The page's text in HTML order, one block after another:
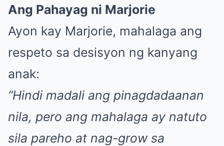
Ang Pahayag ni Marjorie
Ayon kay Marjorie, mahalaga ang
respeto sa desisyon ng kanyang
anak:
“Hindi madali ang pinagdadaanan
nila, pero ang mahalaga ay natuto
sila pareho at nag-grow sa